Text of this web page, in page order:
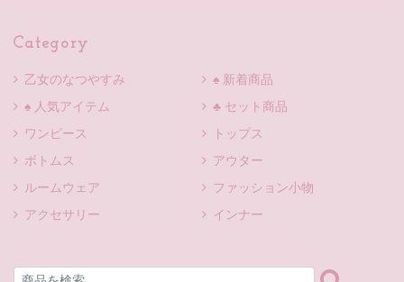
Category
乙女のなつやすみ
♠ 新着商品
♠ 人気アイテム
♣ セット商品
ワンピース
トップス
ボトムス
アウター
ルームウェア
ファッション小物
アクセサリー
インナー